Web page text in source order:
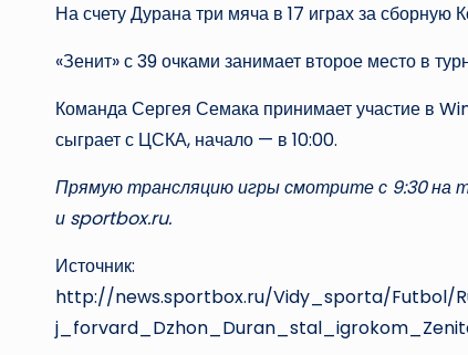
На счету Дурана три мяча в 17 играх за сборную
«Зенит» с 39 очками занимает второе место в
Команда Сергея Семака принимает участие в
сыграет с ЦСКА, начало — в 10:00.
Прямую трансляцию игры смотрите с 9:30 на
и sportbox.ru.
Источник:
http://news.sportbox.ru/Vidy_sporta/Futbol/